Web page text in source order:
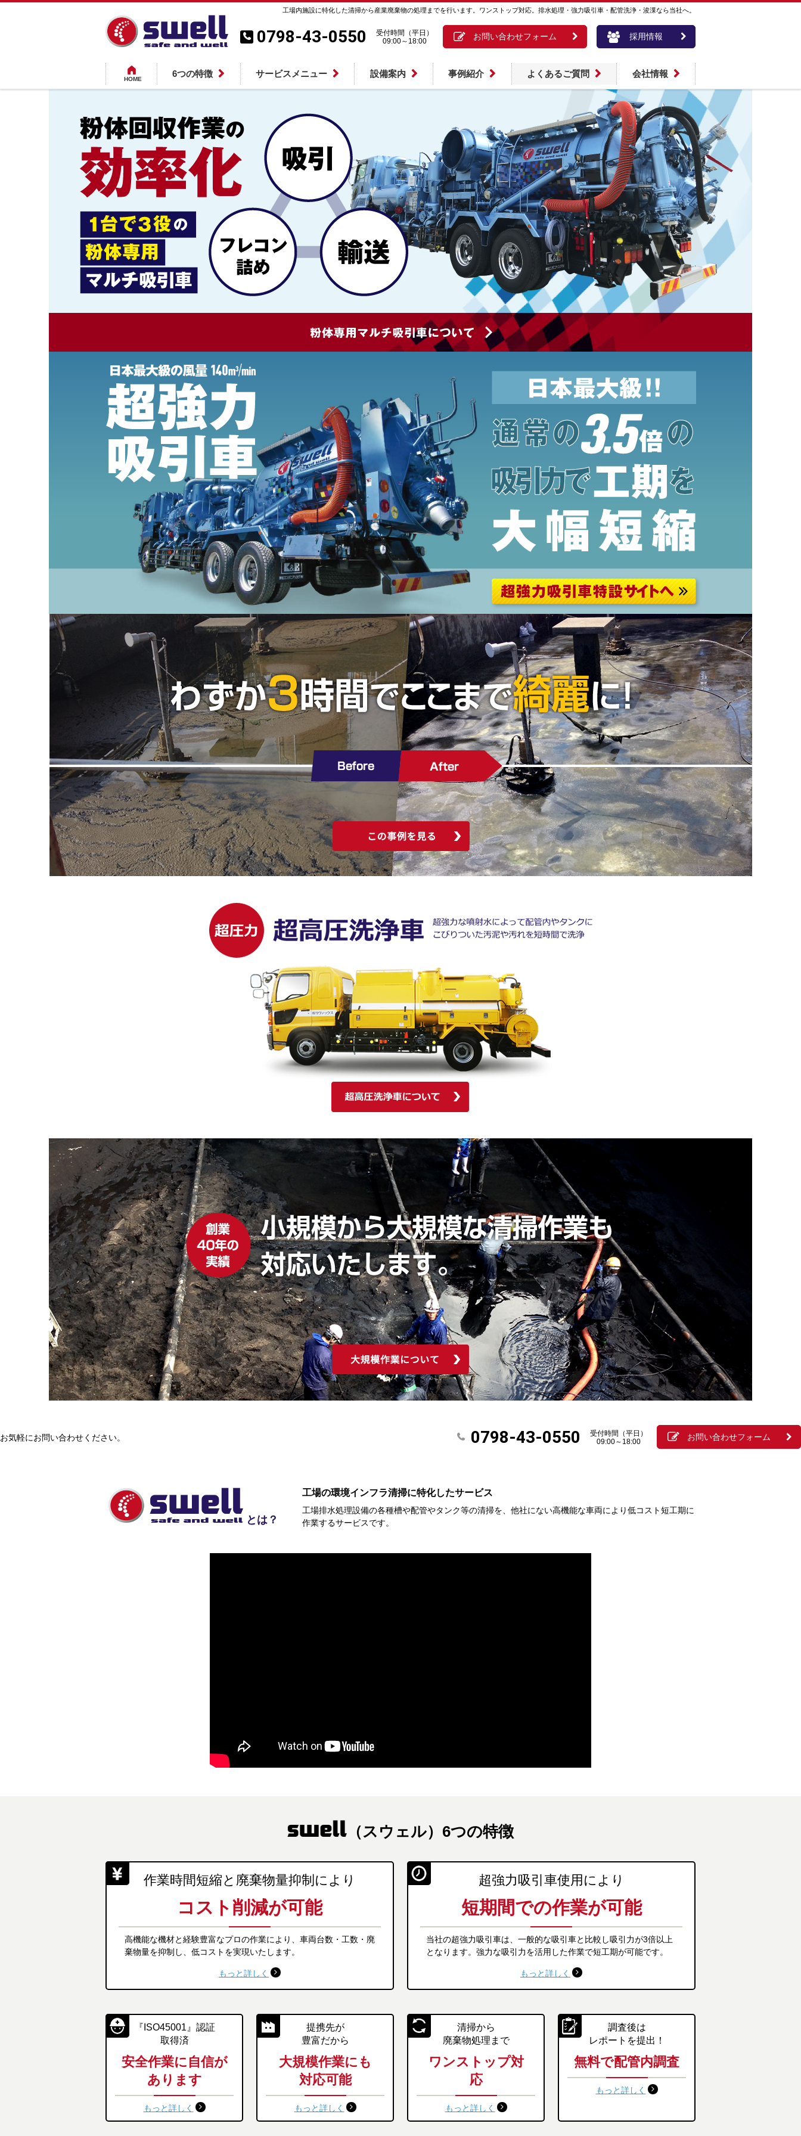
工場内施設に特化した清掃から産業廃棄物の処理までを行います。ワンストップ対応。排水処理・強力吸引車・配管洗浄・浚渫なら当社へ。
0798-43-0550
受付時間（平日）
09:00～18:00
お問い合わせフォーム 採用情報
HOME
6つの特徴 サービスメニュー 設備案内 事例紹介 よくあるご質問 会社情報
お気軽にお問い合わせください。 0798-43-0550
受付時間（平日）
09:00～18:00
お問い合わせフォーム
とは？
工場の環境インフラ清掃に特化したサービス
工場排水処理設備の各種槽や配管やタンク等の清掃を、他社にない高機能な車両により低コスト短工期に
作業するサービスです。
（スウェル）6つの特徴
作業時間短縮と廃棄物量抑制により
コスト削減が可能
高機能な機材と経験豊富なプロの作業により、車両台数・工数・廃
棄物量を抑制し、低コストを実現いたします。
もっと詳しく
超強力吸引車使用により
短期間での作業が可能
当社の超強力吸引車は、一般的な吸引車と比較し吸引力が3倍以上
となります。強力な吸引力を活用した作業で短工期が可能です。
もっと詳しく
『ISO45001』認証
取得済
安全作業に自信が
あります
もっと詳しく
提携先が
豊富だから
大規模作業にも
対応可能
もっと詳しく
清掃から
廃棄物処理まで
ワンストップ対
応
もっと詳しく
調査後は
レポートを提出！
無料で配管内調査
もっと詳しく